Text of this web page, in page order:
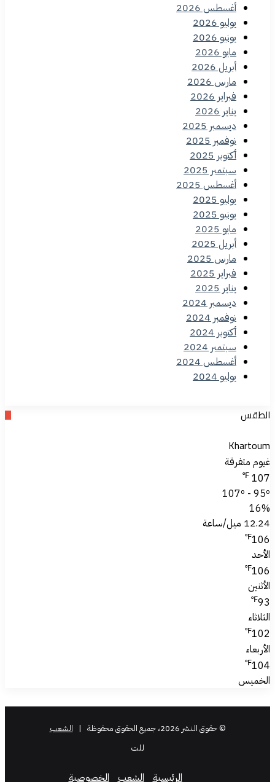
أغسطس 2026
يوليو 2026
يونيو 2026
مايو 2026
أبريل 2026
مارس 2026
فبراير 2026
يناير 2026
ديسمبر 2025
نوفمبر 2025
أكتوبر 2025
سبتمبر 2025
أغسطس 2025
يوليو 2025
يونيو 2025
مايو 2025
أبريل 2025
مارس 2025
فبراير 2025
يناير 2025
ديسمبر 2024
نوفمبر 2024
أكتوبر 2024
سبتمبر 2024
أغسطس 2024
يوليو 2024
الطقس
Khartoum
غيوم متفرقة
107
℉
107º - 95º
16%
12.24 ميل/ساعة
106
℉
الأحد
106
℉
الأثنين
93
℉
الثلاثاء
102
℉
الأربعاء
104
℉
الخميس
© حقوق النشر 2026، جميع الحقوق محفوظة |
الشعب
للت
الرئيسية الشعب الخصوصية